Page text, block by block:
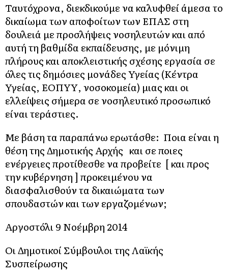
Ταυτόχρονα, διεκδικούμε να καλυφθεί άμεσα το
δικαίωμα των αποφοίτων των ΕΠΑΣ στη
δουλειά με προσλήψεις νοσηλευτών και από
αυτή τη βαθμίδα εκπαίδευσης, με μόνιμη
πλήρους και αποκλειστικής σχέσης εργασία σε
όλες τις δημόσιες μονάδες Υγείας (Κέντρα
Υγείας, ΕΟΠΥΥ, νοσοκομεία) μιας και οι
ελλείψεις σήμερα σε νοσηλευτικό προσωπικό
είναι τεράστιες.
Με βάση τα παραπάνω ερωτάσθε: Ποια είναι η
θέση της Δημοτικής Αρχής και σε ποιες
ενέργειες προτίθεσθε να προβείτε [ και προς
την κυβέρνηση ] προκειμένου να
διασφαλισθούν τα δικαιώματα των
σπουδαστών και των εργαζομένων;
Αργοστόλι 9 Νοέμβρη 2014
Οι Δημοτικοί Σύμβουλοι της Λαϊκής
Συσπείρωσης